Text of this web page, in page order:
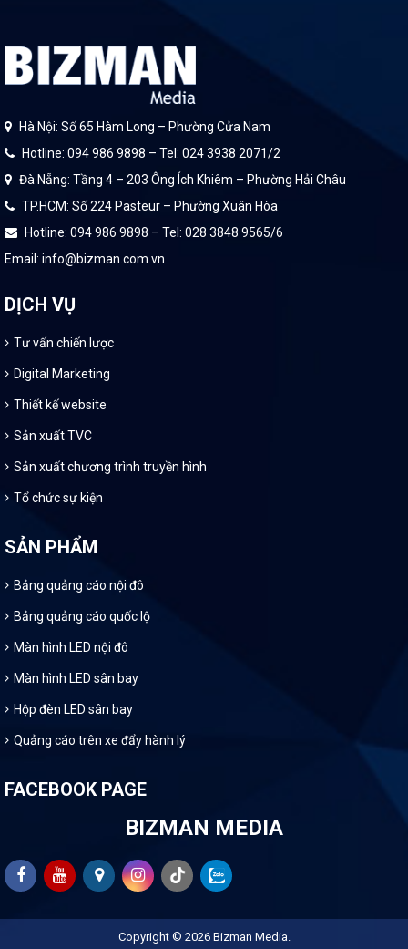
Hà Nội: Số 65 Hàm Long – Phường Cửa Nam
Hotline: 094 986 9898 – Tel: 024 3938 2071/2
Đà Nẵng: Tầng 4 – 203 Ông Ích Khiêm – Phường Hải Châu
TP.HCM: Số 224 Pasteur – Phường Xuân Hòa
Hotline: 094 986 9898 – Tel: 028 3848 9565/6
Email: info@bizman.com.vn
DỊCH VỤ
Tư vấn chiến lược
Digital Marketing
Thiết kế website
Sản xuất TVC
Sản xuất chương trình truyền hình
Tổ chức sự kiện
SẢN PHẨM
Bảng quảng cáo nội đô
Bảng quảng cáo quốc lộ
Màn hình LED nội đô
Màn hình LED sân bay
Hộp đèn LED sân bay
Quảng cáo trên xe đẩy hành lý
FACEBOOK PAGE
BIZMAN MEDIA
Copyright © 2026 Bizman Media